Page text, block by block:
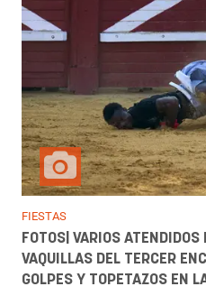
FIESTAS
FOTOS| VARIOS
VAQUILLAS DEL TERCER
GOLPES Y TOPETAZOS EN